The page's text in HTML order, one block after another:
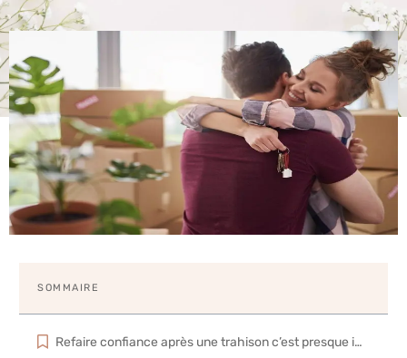
SOMMAIRE
Refaire confiance après une trahison c’est presque impossible